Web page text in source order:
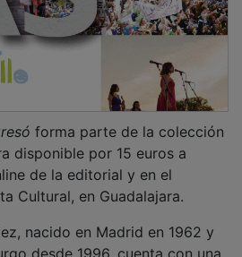
se estrena en
empate